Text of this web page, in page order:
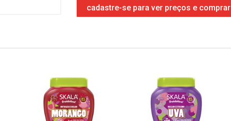
cadastre-se para ver preços e comprar